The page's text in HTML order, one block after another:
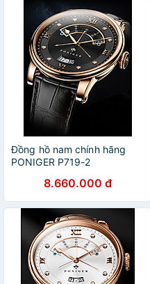
Đồng hồ nam chính hãng
PONIGER P719-2
8.660.000 đ